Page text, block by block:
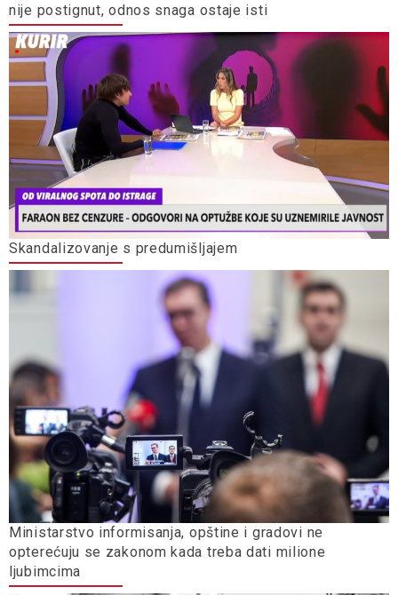
nije postignut, odnos snaga ostaje isti
Skandalizovanje s predumišljajem
Ministarstvo informisanja, opštine i gradovi ne
opterećuju se zakonom kada treba dati milione
ljubimcima